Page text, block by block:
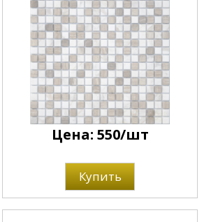
Цена: 550/шт
Купить